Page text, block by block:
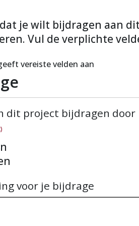
je wilt bijdragen aan
Vul de verplichte
vereiste velden aan
dit project bijdragen door
voor je bijdrage